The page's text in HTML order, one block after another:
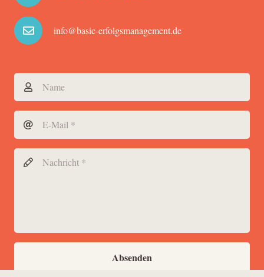
info@basic-erfolgsmanagement.de
Absenden